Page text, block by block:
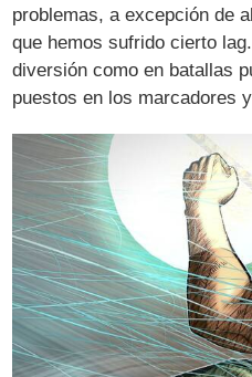
problemas, a excepción de
que hemos sufrido cierto
diversión como en batallas
puestos en los marcadores